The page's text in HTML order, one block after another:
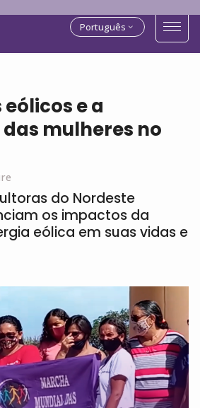
Português
e a
mulheres no
do Nordeste
os impactos da
eólica em suas vidas e